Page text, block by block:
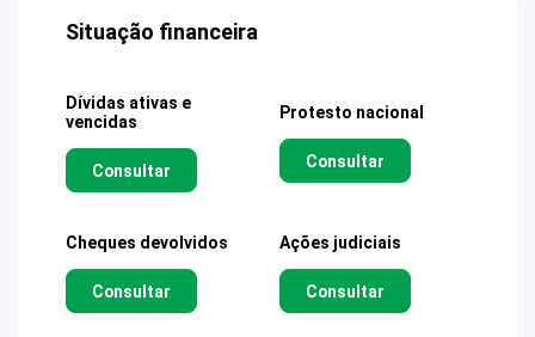
Situação financeira
Dívidas ativas e
vencidas
Consultar
Protesto nacional
Consultar
Cheques devolvidos
Consultar
Ações judiciais
Consultar